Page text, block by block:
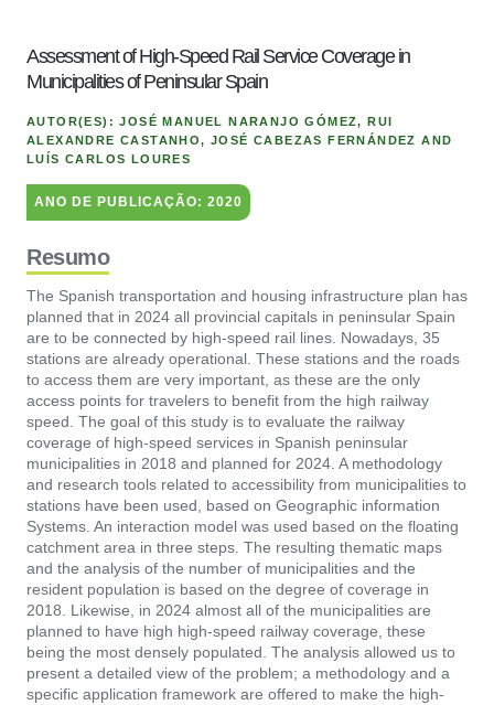
Assessment of High-Speed Rail Service Coverage in
Municipalities of Peninsular Spain
AUTOR(ES): JOSÉ MANUEL NARANJO GÓMEZ, RUI
ALEXANDRE CASTANHO, JOSÉ CABEZAS FERNÁNDEZ AND
LUÍS CARLOS LOURES
ANO DE PUBLICAÇÃO: 2020
Resumo
The Spanish transportation and housing infrastructure plan has
planned that in 2024 all provincial capitals in peninsular Spain
are to be connected by high-speed rail lines. Nowadays, 35
stations are already operational. These stations and the roads
to access them are very important, as these are the only
access points for travelers to benefit from the high railway
speed. The goal of this study is to evaluate the railway
coverage of high-speed services in Spanish peninsular
municipalities in 2018 and planned for 2024. A methodology
and research tools related to accessibility from municipalities to
stations have been used, based on Geographic information
Systems. An interaction model was used based on the floating
catchment area in three steps. The resulting thematic maps
and the analysis of the number of municipalities and the
resident population is based on the degree of coverage in
2018. Likewise, in 2024 almost all of the municipalities are
planned to have high high-speed railway coverage, these
being the most densely populated. The analysis allowed us to
present a detailed view of the problem; a methodology and a
specific application framework are offered to make the high-